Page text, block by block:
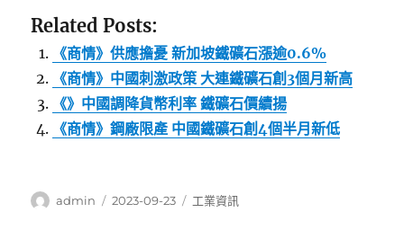
Related Posts:
《商情》供應擔憂 新加坡鐵礦石漲逾0.6%
《商情》中國刺激政策 大連鐵礦石創3個月新高
《》中國調降貨幣利率 鐵礦石價續揚
《商情》鋼廠限產 中國鐵礦石創4個半月新低
作
admin
發
2023-09-23
分
工業資訊